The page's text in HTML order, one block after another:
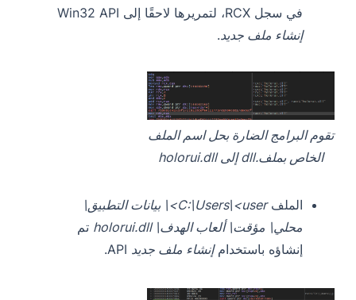
في سجل RCX، لتمريرها لاحقًا إلى Win32 API
إنشاء ملف جديد.
تقوم البرامج الضارة بحل اسم الملف
الخاص بملف.dll إلى holorui.dll
الملف
C:\Users\<user>\ بيانات التطبيق\
محلي\ مؤقت\ ألعاب الهدف\ holorui.dll
تم
إنشاؤه باستخدامإنشاء ملف جديد